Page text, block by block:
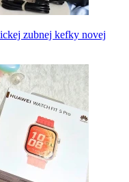
zubnej kefky novej